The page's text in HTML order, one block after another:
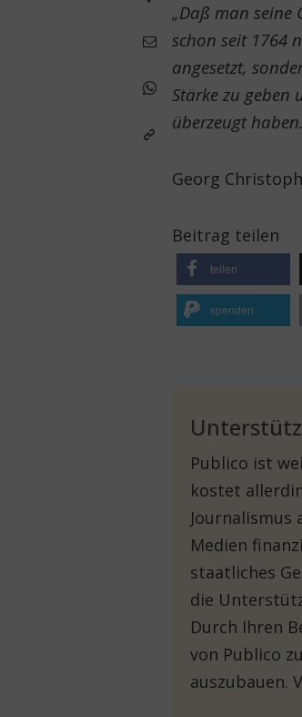
„Daß man seine
schon seit 1764
angesetzt,
Stärke zu geben
überzeugt
Georg
Beitrag teilen
teilen
spenden
Publico ist
kostet
Journalismus
Medien
staatliches
die
Durch Ihren
von Publico
auszubauen.